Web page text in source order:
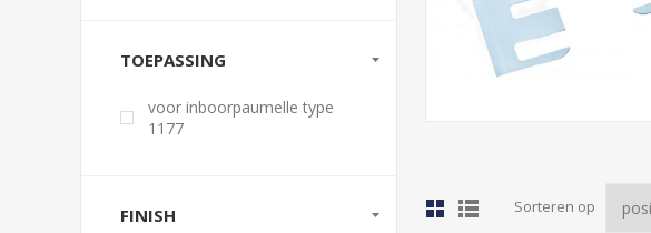
Sorteren op
TOEPASSING
voor inboorpaumelle type
1177
FINISH